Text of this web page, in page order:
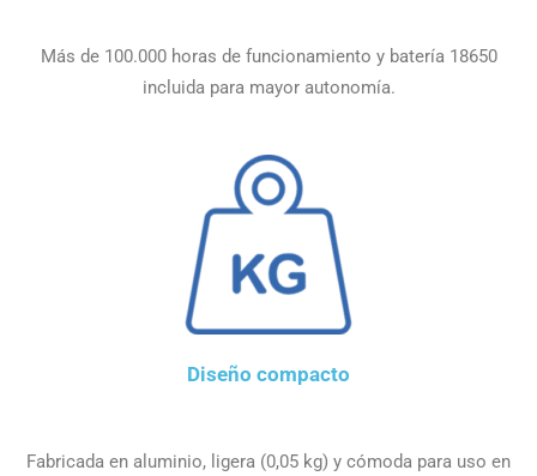
Más de 100.000 horas de funcionamiento y batería 18650
incluida para mayor autonomía.
Diseño compacto
Fabricada en aluminio, ligera (0,05 kg) y cómoda para uso en